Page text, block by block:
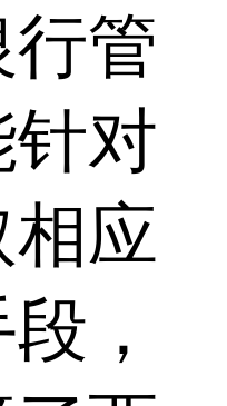
管
对
相应
，